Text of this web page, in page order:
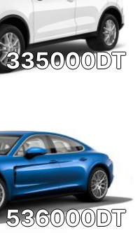
335000DT
536000DT